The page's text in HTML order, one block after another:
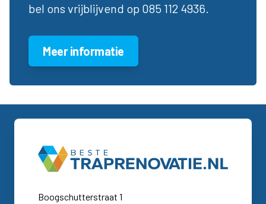
bel ons vrijblijvend op 085 112 4936.
Meer informatie
Boogschutterstraat 1